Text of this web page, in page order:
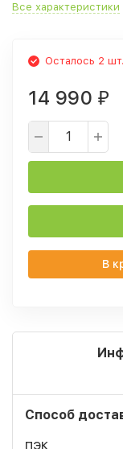
Все характеристики
Осталось 2 шт.
14 990 ₽
В
Способ
ПЭК